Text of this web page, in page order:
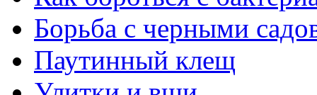
Борьба с черными
Паутинный клещ